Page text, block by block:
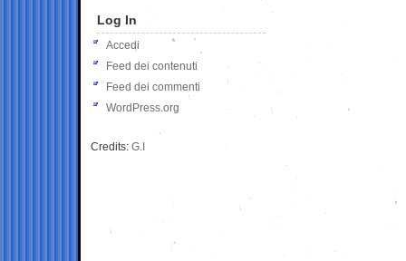
Log In
Accedi
Feed dei contenuti
Feed dei commenti
WordPress.org
Credits: G.I